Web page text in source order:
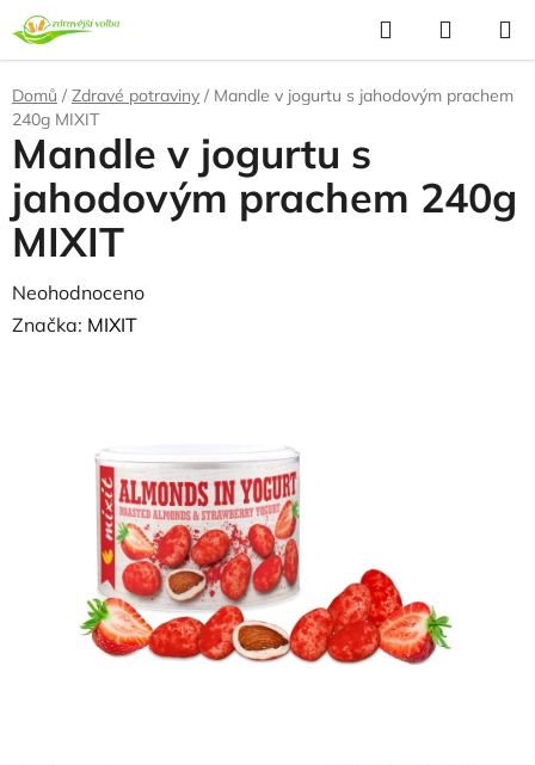
Přejít
na
obsah
Hledat
KOŠÍK
Domů / Zdravé potraviny / Mandle v jogurtu s jahodovým prachem
240g MIXIT
Mandle v jogurtu s
jahodovým prachem 240g
MIXIT
Průměrné
hodnocení
hvězdiček.
Neohodnoceno
Značka: MIXIT